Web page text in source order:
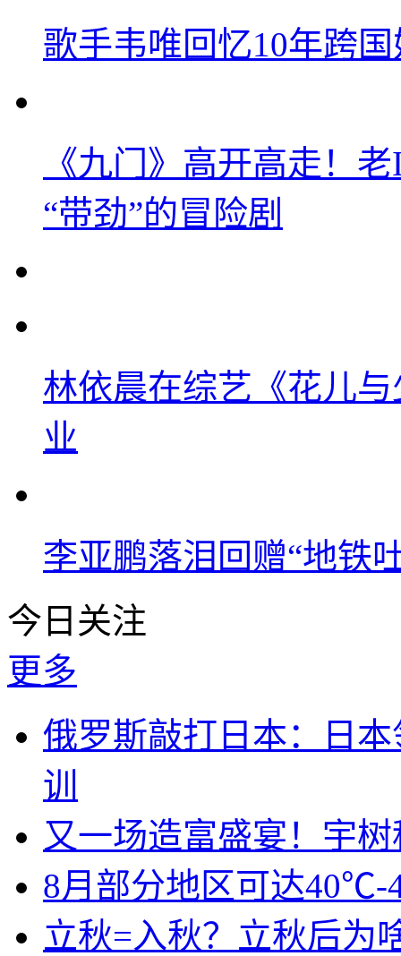
歌手韦唯回忆10年跨
《九门》高开高走！
“带劲”的冒险剧
林依晨在综艺《花儿
业
李亚鹏落泪回赠“地铁
今日关注
更多
俄罗斯敲打日本：日
训
又一场造富盛宴！宇
8月部分地区可达
立秋=入秋？立秋后为